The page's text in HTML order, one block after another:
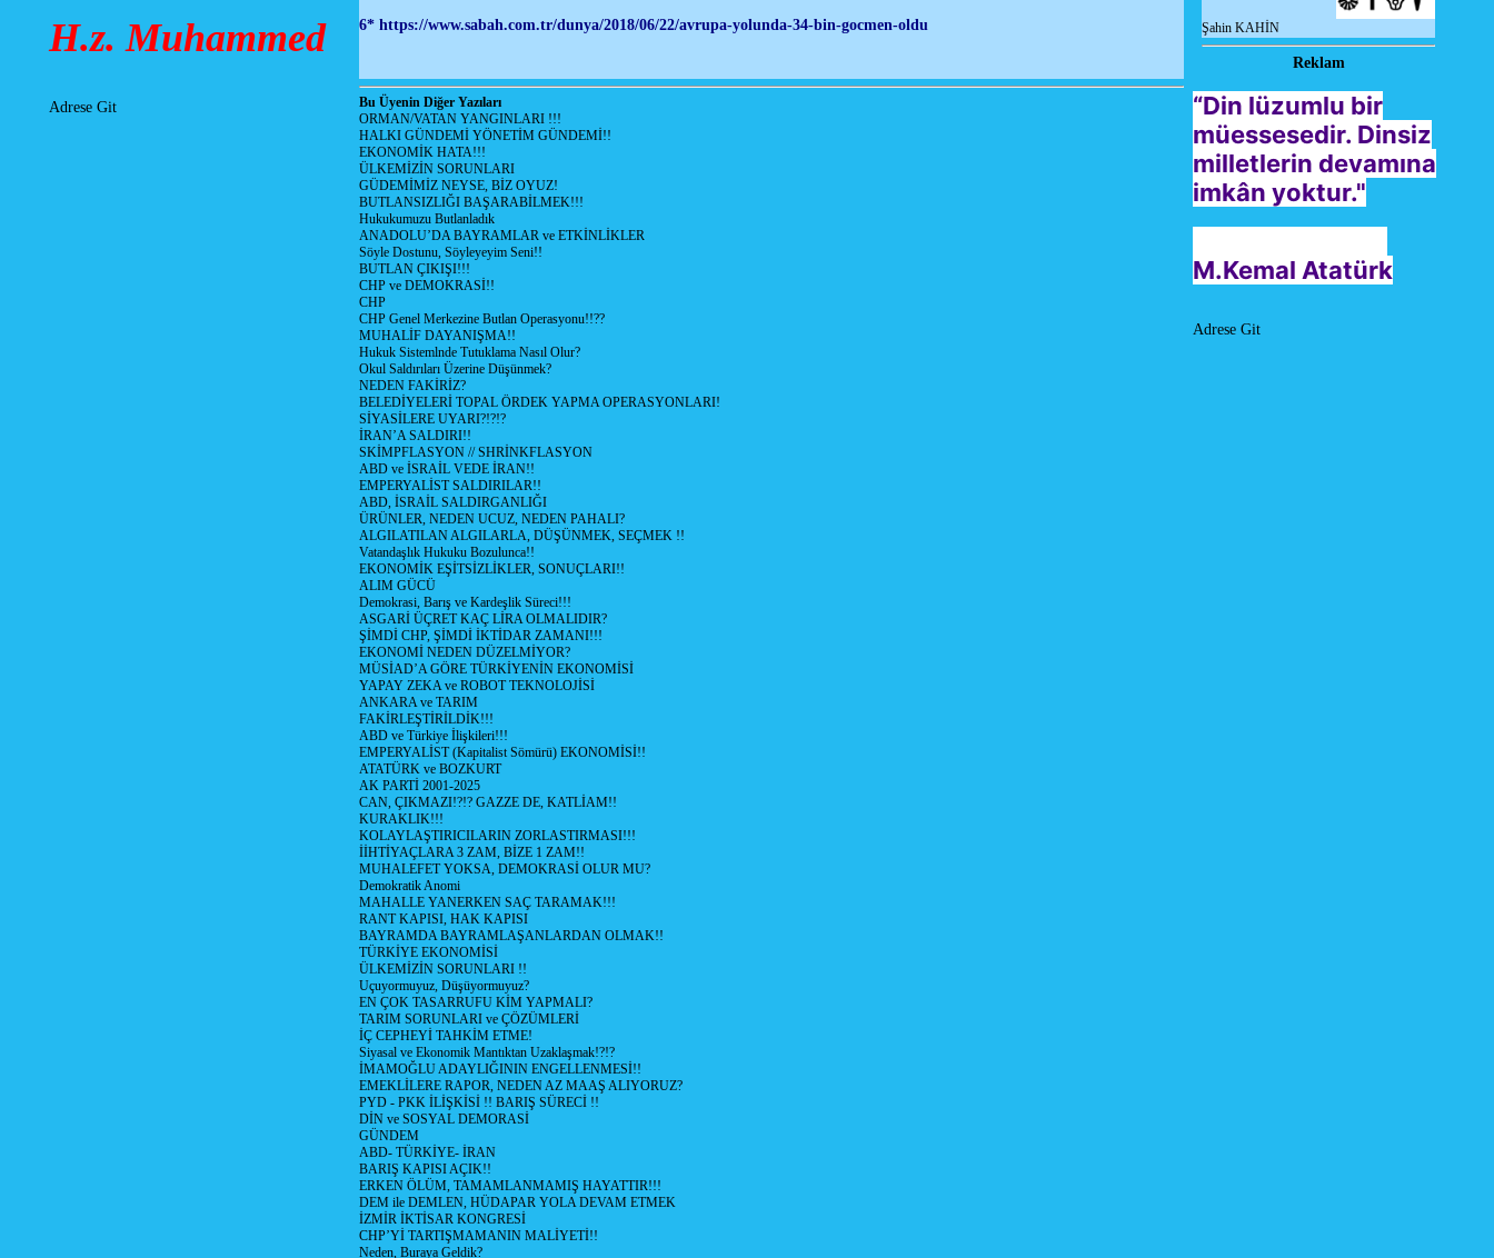
H.z. Muhammed
Adrese Git
6* https://www.sabah.com.tr/dunya/2018/06/22/avrupa-yolunda-34-bin-gocmen-oldu
Bu Üyenin Diğer Yazıları
ORMAN/VATAN YANGINLARI !!!
HALKI GÜNDEMİ YÖNETİM GÜNDEMİ!!
EKONOMİK HATA!!!
ÜLKEMİZİN SORUNLARI
GÜDEMİMİZ NEYSE, BİZ OYUZ!
BUTLANSIZLIĞI BAŞARABİLMEK!!!
Hukukumuzu Butlanladık
ANADOLU’DA BAYRAMLAR ve ETKİNLİKLER
Söyle Dostunu, Söyleyeyim Seni!!
BUTLAN ÇIKIŞI!!!
CHP ve DEMOKRASİ!!
CHP
CHP Genel Merkezine Butlan Operasyonu!!??
MUHALİF DAYANIŞMA!!
Hukuk Sistemlnde Tutuklama Nasıl Olur?
Okul Saldırıları Üzerine Düşünmek?
NEDEN FAKİRİZ?
BELEDİYELERİ TOPAL ÖRDEK YAPMA OPERASYONLARI!
SİYASİLERE UYARI?!?!?
İRAN’A SALDIRI!!
SKİMPFLASYON // SHRİNKFLASYON
ABD ve İSRAİL VEDE İRAN!!
EMPERYALİST SALDIRILAR!!
ABD, İSRAİL SALDIRGANLIĞI
ÜRÜNLER, NEDEN UCUZ, NEDEN PAHALI?
ALGILATILAN ALGILARLA, DÜŞÜNMEK, SEÇMEK !!
Vatandaşlık Hukuku Bozulunca!!
EKONOMİK EŞİTSİZLİKLER, SONUÇLARI!!
ALIM GÜCÜ
Demokrasi, Barış ve Kardeşlik Süreci!!!
ASGARİ ÜÇRET KAÇ LİRA OLMALIDIR?
ŞİMDİ CHP, ŞİMDİ İKTİDAR ZAMANI!!!
EKONOMİ NEDEN DÜZELMİYOR?
MÜSİAD’A GÖRE TÜRKİYENİN EKONOMİSİ
YAPAY ZEKA ve ROBOT TEKNOLOJİSİ
ANKARA ve TARIM
FAKİRLEŞTİRİLDİK!!!
ABD ve Türkiye İlişkileri!!!
EMPERYALİST (Kapitalist Sömürü) EKONOMİSİ!!
ATATÜRK ve BOZKURT
AK PARTİ 2001-2025
CAN, ÇIKMAZI!?!? GAZZE DE, KATLİAM!!
KURAKLIK!!!
KOLAYLAŞTIRICILARIN ZORLASTIRMASI!!!
İİHTİYAÇLARA 3 ZAM, BİZE 1 ZAM!!
MUHALEFET YOKSA, DEMOKRASİ OLUR MU?
Demokratik Anomi
MAHALLE YANERKEN SAÇ TARAMAK!!!
RANT KAPISI, HAK KAPISI
BAYRAMDA BAYRAMLAŞANLARDAN OLMAK!!
TÜRKİYE EKONOMİSİ
ÜLKEMİZİN SORUNLARI !!
Uçuyormuyuz, Düşüyormuyuz?
EN ÇOK TASARRUFU KİM YAPMALI?
TARIM SORUNLARI ve ÇÖZÜMLERİ
İÇ CEPHEYİ TAHKİM ETME!
Siyasal ve Ekonomik Mantıktan Uzaklaşmak!?!?
İMAMOĞLU ADAYLIĞININ ENGELLENMESİ!!
EMEKLİLERE RAPOR, NEDEN AZ MAAŞ ALIYORUZ?
PYD - PKK İLİŞKİSİ !! BARIŞ SÜRECİ !!
DİN ve SOSYAL DEMORASİ
GÜNDEM
ABD- TÜRKİYE- İRAN
BARIŞ KAPISI AÇIK!!
ERKEN ÖLÜM, TAMAMLANMAMIŞ HAYATTIR!!!
DEM ile DEMLEN, HÜDAPAR YOLA DEVAM ETMEK
İZMİR İKTİSAR KONGRESİ
CHP’Yİ TARTIŞMAMANIN MALİYETİ!!
Neden, Buraya Geldik?
Şahin KAHİN
Reklam
“Din lüzumlu bir
müessesedir. Dinsiz
milletlerin devamına
imkân yoktur."
M.Kemal Atatürk
Adrese Git